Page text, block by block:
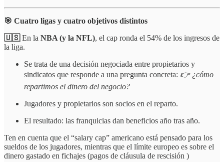
🎯 Cuatro ligas y cuatro objetivos distintos
🇺🇸En la NBA (y la NFL), el cap ronda el 54% de los ingresos de
la liga.
Se trata de una decisión negociada entre propietarios y
sindicatos que responde a una pregunta concreta: 👉 ¿cómo
repartimos el dinero del negocio?
Jugadores y propietarios son socios en el reparto.
El resultado: las franquicias dan beneficios año tras año.
Ten en cuenta que el “salary cap” americano está pensado para los
sueldos de los jugadores, mientras que el límite europeo es sobre el
dinero gastado en fichajes (pagos de cláusula de rescisión )